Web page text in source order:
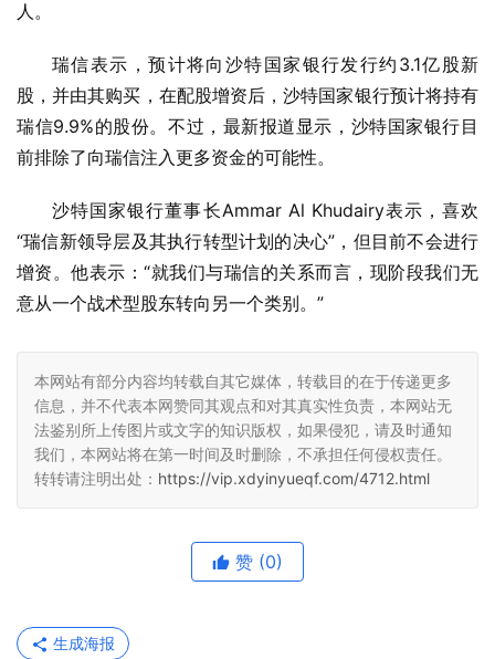
人。
瑞信表示，预计将向沙特国家银行发行约3.1亿股新
股，并由其购买，在配股增资后，沙特国家银行预计将持有
瑞信9.9%的股份。不过，最新报道显示，沙特国家银行目
前排除了向瑞信注入更多资金的可能性。
沙特国家银行董事长Ammar Al Khudairy表示，喜欢
“瑞信新领导层及其执行转型计划的决心”，但目前不会进行
增资。他表示：“就我们与瑞信的关系而言，现阶段我们无
意从一个战术型股东转向另一个类别。”
本网站有部分内容均转载自其它媒体，转载目的在于传递更多
信息，并不代表本网赞同其观点和对其真实性负责，本网站无
法鉴别所上传图片或文字的知识版权，如果侵犯，请及时通知
我们，本网站将在第一时间及时删除，不承担任何侵权责任。
转转请注明出处： https://vip.xdyinyueqf.com/4712.html
赞 (0)
生成海报